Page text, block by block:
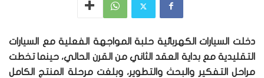
دخلت السيارات الكهربائية حلبة المواجهة الفعلية مع السيارات
التقليدية مع بداية العقد الثاني من القرن الحالي، حينما تخطت
مراحل التفكير والبحث والتطوير، وبلغت مرحلة المنتج الكامل